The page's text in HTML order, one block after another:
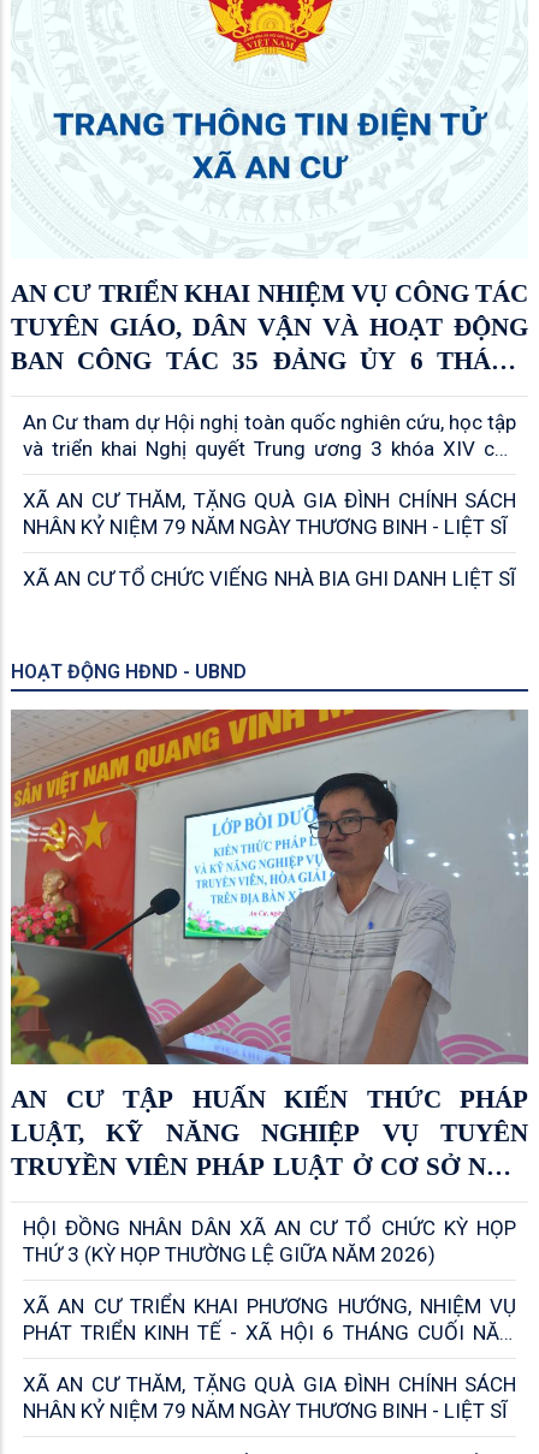
AN CƯ TRIỂN KHAI NHIỆM VỤ CÔNG TÁC
TUYÊN GIÁO, DÂN VẬN VÀ HOẠT ĐỘNG
BAN CÔNG TÁC 35 ĐẢNG ỦY 6 THÁNG
CUỐI NĂM 2026
An Cư tham dự Hội nghị toàn quốc nghiên cứu, học tập
và triển khai Nghị quyết Trung ương 3 khóa XIV của
Đảng
XÃ AN CƯ THĂM, TẶNG QUÀ GIA ĐÌNH CHÍNH SÁCH
NHÂN KỶ NIỆM 79 NĂM NGÀY THƯƠNG BINH - LIỆT SĨ
XÃ AN CƯ TỔ CHỨC VIẾNG NHÀ BIA GHI DANH LIỆT SĨ
HOẠT ĐỘNG HĐND - UBND
AN CƯ TẬP HUẤN KIẾN THỨC PHÁP
LUẬT, KỸ NĂNG NGHIỆP VỤ TUYÊN
TRUYỀN VIÊN PHÁP LUẬT Ở CƠ SỞ NĂM
2026
HỘI ĐỒNG NHÂN DÂN XÃ AN CƯ TỔ CHỨC KỲ HỌP
THỨ 3 (KỲ HỌP THƯỜNG LỆ GIỮA NĂM 2026)
XÃ AN CƯ TRIỂN KHAI PHƯƠNG HƯỚNG, NHIỆM VỤ
PHÁT TRIỂN KINH TẾ - XÃ HỘI 6 THÁNG CUỐI NĂM
2026
XÃ AN CƯ THĂM, TẶNG QUÀ GIA ĐÌNH CHÍNH SÁCH
NHÂN KỶ NIỆM 79 NĂM NGÀY THƯƠNG BINH - LIỆT SĨ